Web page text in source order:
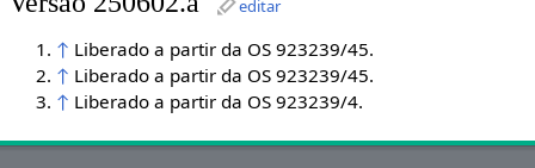
editar
↑ Liberado a partir da OS 923239/45.
↑ Liberado a partir da OS 923239/45.
↑ Liberado a partir da OS 923239/4.